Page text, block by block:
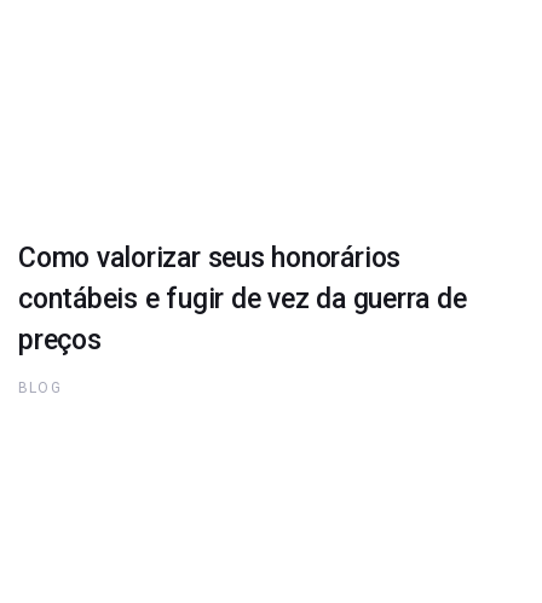
Como valorizar seus honorários
contábeis e fugir de vez da guerra de
preços
BLOG